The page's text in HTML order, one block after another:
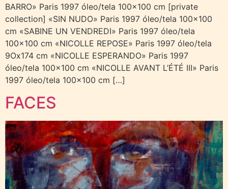
BARRO» Paris 1997 óleo/tela 100×100 cm [private
collection] «SIN NUDO» Paris 1997 óleo/tela 100×100
cm «SABINE UN VENDREDI» Paris 1997 óleo/tela
100×100 cm «NICOLLE REPOSE» Paris 1997 óleo/tela
9Ox174 cm «NICOLLE ESPERANDO» Paris 1997
óleo/tela 100×100 cm «NICOLLE AVANT L’ÉTÉ III» Paris
1997 óleo/tela 100×100 cm […]
FACES